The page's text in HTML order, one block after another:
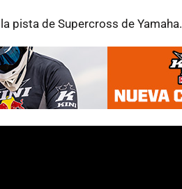
pista de Supercross de Yamaha.